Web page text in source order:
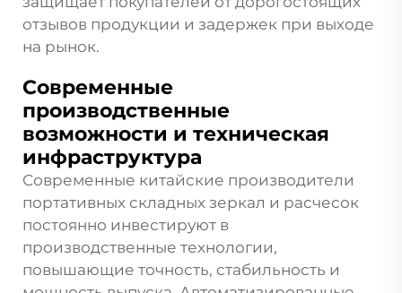
отзывов продукции и задержек при выходе
на рынок.
Современные
производственные
возможности и техническая
инфраструктура
Современные китайские производители
портативных складных зеркал и расчесок
постоянно инвестируют в
производственные технологии,
повышающие точность, стабильность и